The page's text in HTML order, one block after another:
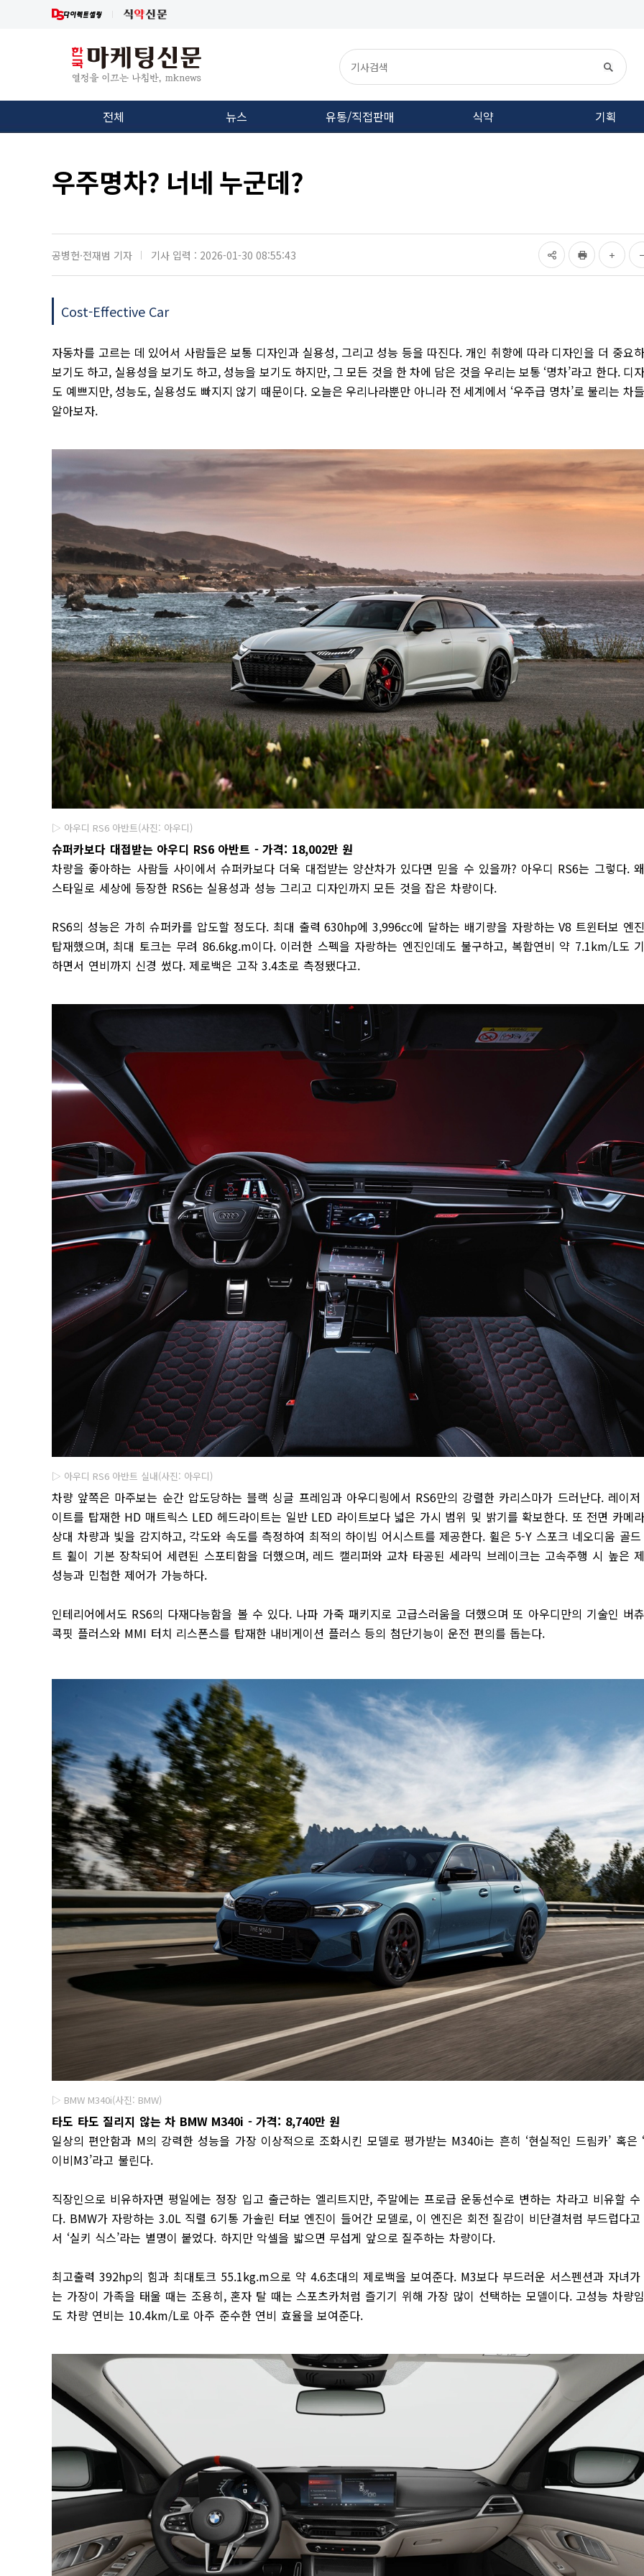
전체 뉴스 유통/직접판매 식약 기획
우주명차? 너네 누군데?
공병헌·전재범 기자 기사 입력 : 2026-01-30 08:55:43
Cost-Effective Car
자동차를 고르는 데 있어서 사람들은 보통 디자인과 실용성, 그리고 성능 등을 따진다. 개인 취향에 따라 디자인을 더 중요
보기도 하고, 실용성을 보기도 하고, 성능을 보기도 하지만, 그 모든 것을 한 차에 담은 것을 우리는 보통 ‘명차’라고 한다. 디
도 예쁘지만, 성능도, 실용성도 빠지지 않기 때문이다. 오늘은 우리나라뿐만 아니라 전 세계에서 ‘우주급 명차’로 불리는 차
알아보자.
▷ 아우디 RS6 아반트(사진: 아우디)
슈퍼카보다 대접받는 아우디 RS6 아반트 - 가격: 18,002만 원
차량을 좋아하는 사람들 사이에서 슈퍼카보다 더욱 대접받는 양산차가 있다면 믿을 수 있을까? 아우디 RS6는 그렇다.
스타일로 세상에 등장한 RS6는 실용성과 성능 그리고 디자인까지 모든 것을 잡은 차량이다.
RS6의 성능은 가히 슈퍼카를 압도할 정도다. 최대 출력 630hp에 3,996cc에 달하는 배기량을 자랑하는 V8 트윈터보 엔
탑재했으며, 최대 토크는 무려 86.6kg.m이다. 이러한 스펙을 자랑하는 엔진인데도 불구하고, 복합연비 약 7.1km/L도
하면서 연비까지 신경 썼다. 제로백은 고작 3.4초로 측정됐다고.
▷ 아우디 RS6 아반트 실내(사진: 아우디)
차량 앞쪽은 마주보는 순간 압도당하는 블랙 싱글 프레임과 아우디링에서 RS6만의 강렬한 카리스마가 드러난다. 레이
이트를 탑재한 HD 매트릭스 LED 헤드라이트는 일반 LED 라이트보다 넓은 가시 범위 및 밝기를 확보한다. 또 전면 카메
상대 차량과 빛을 감지하고, 각도와 속도를 측정하여 최적의 하이빔 어시스트를 제공한다. 휠은 5-Y 스포크 네오디움 골
트 휠이 기본 장착되어 세련된 스포티함을 더했으며, 레드 캘리퍼와 교차 타공된 세라믹 브레이크는 고속주행 시 높은
성능과 민첩한 제어가 가능하다.
인테리어에서도 RS6의 다재다능함을 볼 수 있다. 나파 가죽 패키지로 고급스러움을 더했으며 또 아우디만의 기술인 버
콕핏 플러스와 MMI 터치 리스폰스를 탑재한 내비게이션 플러스 등의 첨단기능이 운전 편의를 돕는다.
▷ BMW M340i(사진: BMW)
타도 타도 질리지 않는 차 BMW M340i - 가격: 8,740만 원
일상의 편안함과 M의 강력한 성능을 가장 이상적으로 조화시킨 모델로 평가받는 M340i는 흔히 ‘현실적인 드림카’ 혹은
이비M3’라고 불린다.
직장인으로 비유하자면 평일에는 정장 입고 출근하는 엘리트지만, 주말에는 프로급 운동선수로 변하는 차라고 비유할
다. BMW가 자랑하는 3.0L 직렬 6기통 가솔린 터보 엔진이 들어간 모델로, 이 엔진은 회전 질감이 비단결처럼 부드럽다
서 ‘실키 식스’라는 별명이 붙었다. 하지만 악셀을 밟으면 무섭게 앞으로 질주하는 차량이다.
최고출력 392hp의 힘과 최대토크 55.1kg.m으로 약 4.6초대의 제로백을 보여준다. M3보다 부드러운 서스펜션과 자녀
는 가장이 가족을 태울 때는 조용히, 혼자 탈 때는 스포츠카처럼 즐기기 위해 가장 많이 선택하는 모델이다. 고성능 차량
도 차량 연비는 10.4km/L로 아주 준수한 연비 효율을 보여준다.